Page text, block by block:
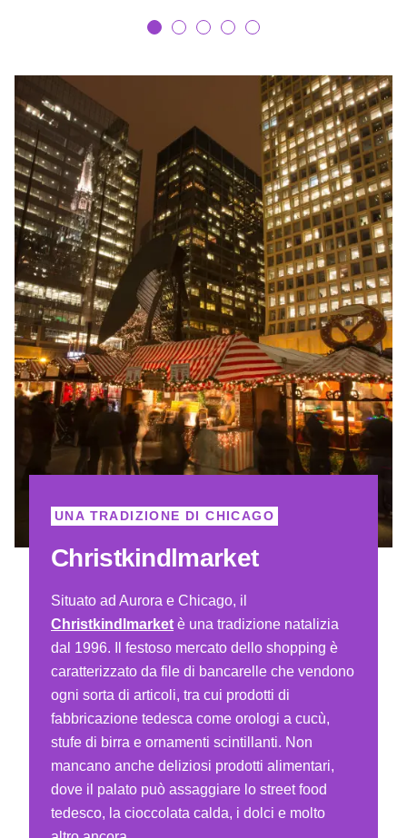
Christkindlmarket
UNA TRADIZIONE DI CHICAGO
Situato ad Aurora e Chicago, il
Christkindlmarket è una tradizione natalizia
dal 1996. Il festoso mercato dello shopping è
caratterizzato da file di bancarelle che vendono
ogni sorta di articoli, tra cui prodotti di
fabbricazione tedesca come orologi a cucù,
stufe di birra e ornamenti scintillanti. Non
mancano anche deliziosi prodotti alimentari,
dove il palato può assaggiare lo street food
tedesco, la cioccolata calda, i dolci e molto